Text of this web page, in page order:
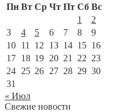
Пн Вт Ср Чт Пт Сб Вс
1
2
3
4 5 6 7 8
9
10 11 12 13 14 15 16
17 18 19 20 21 22 23
24 25 26 27 28 29 30
31
« Июл
Свежие новости